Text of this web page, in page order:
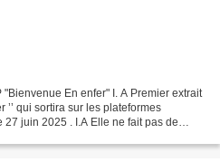
"Bienvenue En enfer" I. A Premier extrait
’’ qui sortira sur les plateformes
juin 2025 . I.A Elle ne fait pas de